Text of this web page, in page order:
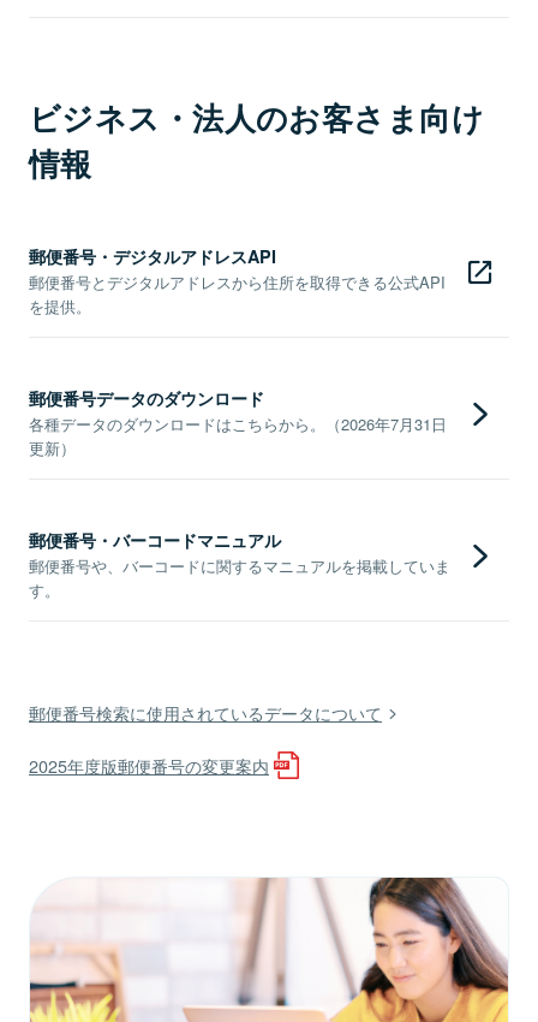
ビジネス・法人のお客さま向け
情報
郵便番号・デジタルアドレスAPI
郵便番号とデジタルアドレスから住所を取得できる公式API
を提供。
郵便番号データのダウンロード
各種データのダウンロードはこちらから。（2026年7月31日
更新）
郵便番号・バーコードマニュアル
郵便番号や、バーコードに関するマニュアルを掲載していま
す。
郵便番号検索に使用されているデータについて
2025年度版郵便番号の変更案内